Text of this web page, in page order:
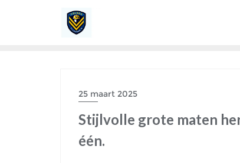
25 maart 2025
Stijlvolle grote maten
één.